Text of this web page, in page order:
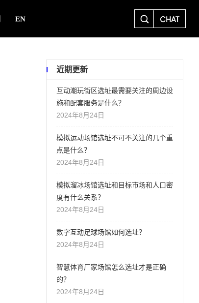
EN CHAT
近期更新
互动潮玩街区选址最需要关注的周边设
施和配套服务是什么？
2024年8月24日
模拟运动场馆选址不可不关注的几个重
点是什么？
2024年8月24日
模拟溜冰场馆选址和目标市场和人口密
度有什么关系？
2024年8月24日
数字互动足球场馆如何选址？
2024年8月24日
智慧体育厂家场馆怎么选址才是正确
的？
2024年8月24日